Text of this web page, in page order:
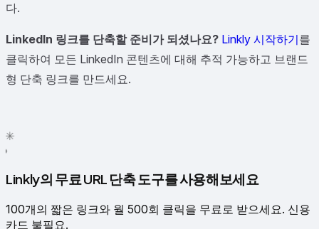
다.
LinkedIn 링크를 단축할 준비가 되셨나요? Linkly 시작하기를
클릭하여 모든 LinkedIn 콘텐츠에 대해 추적 가능하고 브랜드
형 단축 링크를 만드세요.
●
Linkly의 무료 URL 단축 도구를 사용해보세요
100개의 짧은 링크와 월 500회 클릭을 무료로 받으세요. 신용
카드 불필요.